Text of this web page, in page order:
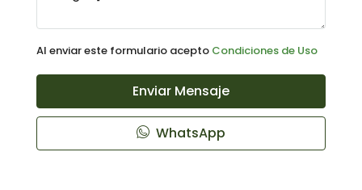
Al enviar este formulario acepto Condiciones de Uso
Enviar Mensaje
WhatsApp